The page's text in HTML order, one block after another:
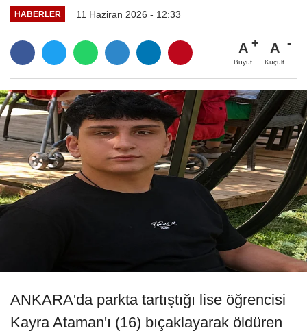
HABERLER 11 Haziran 2026 - 12:33
A
Büyüt
A
Küçült
ANKARA'da parkta tartıştığı lise öğrencisi
Kayra Ataman'ı (16) bıçaklayarak öldüren